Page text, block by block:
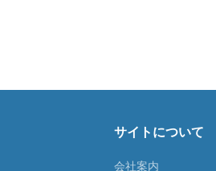
サイトについて
会社案内